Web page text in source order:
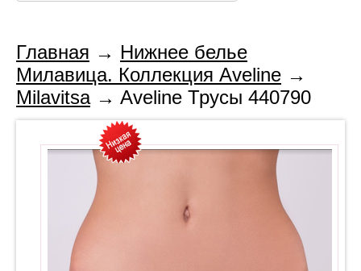
Главная → Нижнее белье
Милавица. Коллекция Aveline →
Milavitsa→ Aveline Трусы 440790